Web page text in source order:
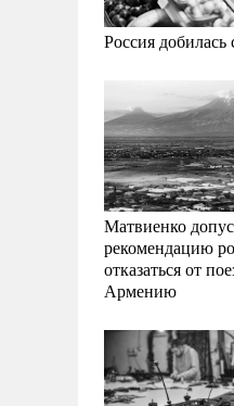
Россия
Матвиенко
рекомендацию
отказаться от
Армению